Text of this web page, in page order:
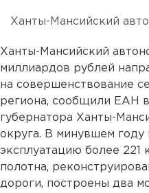
Ханты-Мансийский
Ханты-Мансийский
миллиардов рублей
на совершенствование
региона, сообщили ЕАН
губернатора Ханты-
округа. В минувшем
эксплуатацию более 221
полотна,
дороги, построены два